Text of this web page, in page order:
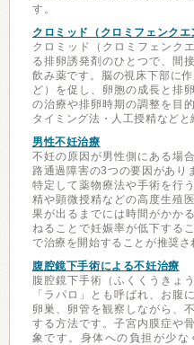
す。
クロミッド（クロミフェンクエ
クロミッド（クロミフェンク
る排卵誘発剤のひとつで、間
飲み薬です。脳の視床下部に
ど）を促し、卵胞の成長と排
の治療や排卵時期の調整を目
タイミング法・人工授精などと
男性不妊治療
不妊の原因が男性側にある場
路通過障害の3つの要因があり
特定して薬物療法や手術を行
精や顕微授精などの高度生殖
果が出るまでには時間がかか
ねることで妊娠率が低下する
で治療を開始することが推奨さ
腹腔鏡下手術による不妊治療
腹腔鏡下手術（ふくくうきょ
「ラパロ」とも呼ばれ、お腹
卵巣、卵管を観察しながら、
する方法です。子宮内膜症や
象です。身体への負担が少な